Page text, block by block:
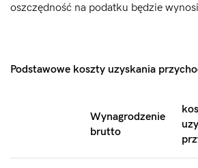
oszczędność na podatku będzie
Podstawowe koszty uzyskania
Wynagrodzenie
brutto